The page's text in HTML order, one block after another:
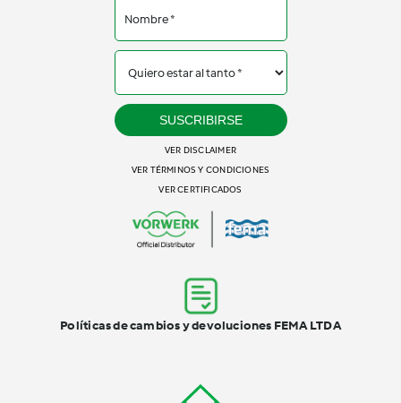
SUSCRIBIRSE
VER DISCLAIMER
VER TÉRMINOS Y CONDICIONES
VER CERTIFICADOS
Políticas de cambios y devoluciones FEMA LTDA